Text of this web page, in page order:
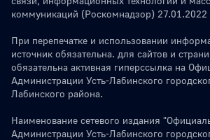
коммуникаций (Роскомнадзор) 27.01.2022
При перепечатке и использовании
источник обязательна. для сайтов и
обязательна активная гиперссылка на
Администрации Усть-Лабинского
Лабинского района.
Наименование сетевого издания
Администрации Усть-Лабинского